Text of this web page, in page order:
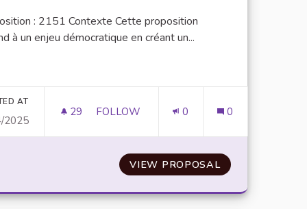
À CHAQUE REPAS ET UN JOUR 100%
UNE ALTERNATIVE VÉGÉTARIENNE À CHAQUE REPAS
: 2151 Contexte Cette proposition
à un enjeu démocratique en créant un...
AT
2025
29 29 FOLLOWERS
FOLLOW 0 0
VIEW PROPOSALN°36 : CRÉER